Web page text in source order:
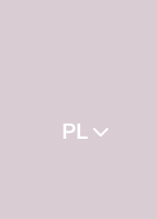
PL